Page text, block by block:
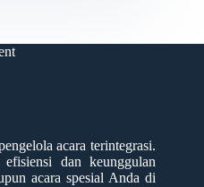
acara terintegrasi.
dan keunggulan
acara spesial Anda di